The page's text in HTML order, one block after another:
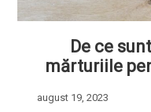
De ce
mărturiile
august 19, 2023